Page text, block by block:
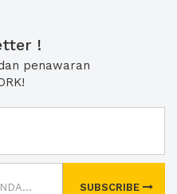
!
penawaran
SUBSCRIBE